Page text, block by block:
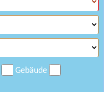
Gebäude